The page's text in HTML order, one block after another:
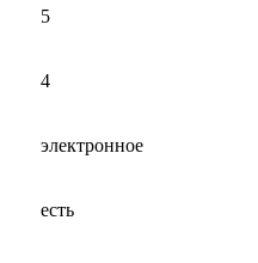
5
4
электронное
есть